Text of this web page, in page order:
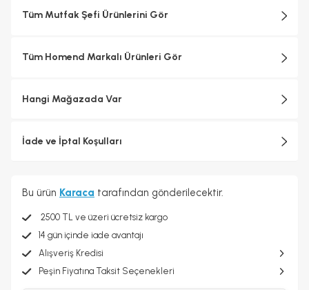
Tüm Mutfak Şefi Ürünlerini Gör
Tüm Homend Markalı Ürünleri Gör
Hangi Mağazada Var
İade ve İptal Koşulları
Bu ürün Karaca tarafından gönderilecektir.
2500 TL ve üzeri ücretsiz kargo
14 gün içinde iade avantajı
Alışveriş Kredisi
Peşin Fiyatına Taksit Seçenekleri